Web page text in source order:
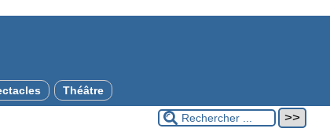
Théâtre